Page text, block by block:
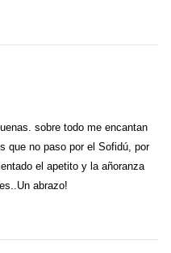
sobre todo me encantan
que no paso por el Sofidú, por
el apetito y la añoranza
abrazo!